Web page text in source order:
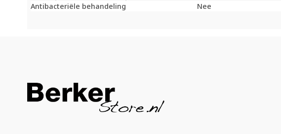
Antibacteriële behandeling
Nee